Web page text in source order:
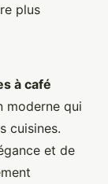
plus
à café
moderne qui
cuisines.
et de